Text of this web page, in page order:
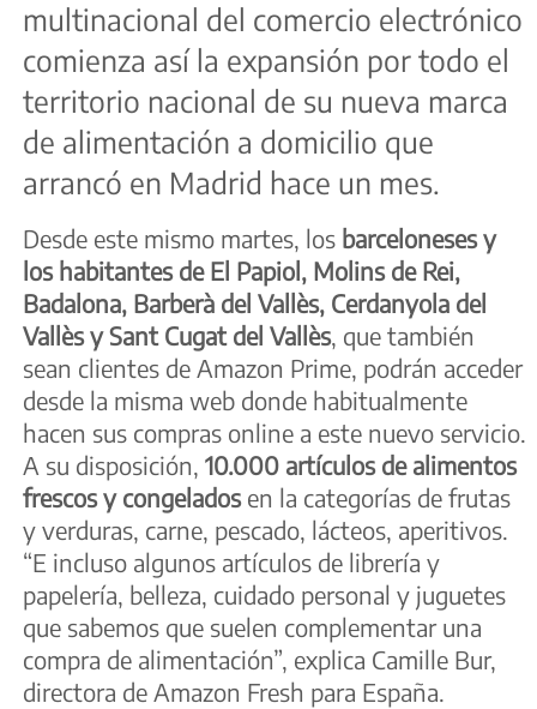
multinacional del comercio electrónico
comienza así la expansión por todo el
territorio nacional de su nueva marca
de alimentación a domicilio que
arrancó en Madrid hace un mes.
Desde este mismo martes, los barceloneses y
los habitantes de El Papiol, Molins de Rei,
Badalona, Barberà del Vallès, Cerdanyola del
Vallès y Sant Cugat del Vallès, que también
sean clientes de Amazon Prime, podrán acceder
desde la misma web donde habitualmente
hacen sus compras online a este nuevo servicio.
A su disposición, 10.000 artículos de alimentos
frescos y congeladosen la categorías de frutas
y verduras, carne, pescado, lácteos, aperitivos.
“E incluso algunos artículos de librería y
papelería, belleza, cuidado personal y juguetes
que sabemos que suelen complementar una
compra de alimentación”, explica Camille Bur,
directora de Amazon Fresh para España.